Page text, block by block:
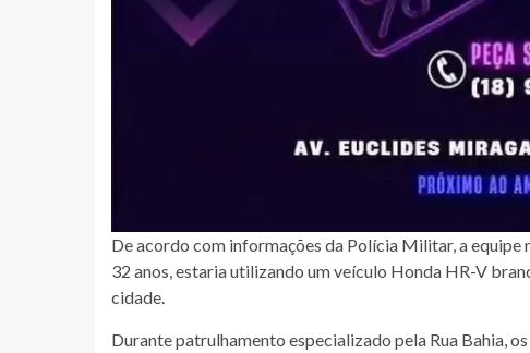
De acordo com informações da Polícia Militar, a equipe
32 anos, estaria utilizando um veículo Honda HR-V
cidade.
Durante patrulhamento especializado pela Rua Bahia,